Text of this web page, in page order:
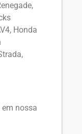
Honda
em nossa